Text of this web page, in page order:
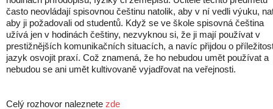
často neovládají spisovnou češtinu natolik, aby v ní vedli výuku,
aby ji požadovali od studentů. Když se ve škole spisovná čeština
užívá jen v hodinách češtiny, nezvyknou si, že ji mají používat v
prestižnějších komunikačních situacích, a navíc přijdou o
jazyk osvojit praxí. Což znamená, že ho nebudou umět používat a
nebudou se ani umět kultivovaně vyjadřovat na veřejnosti.
Celý rozhovor naleznete zde